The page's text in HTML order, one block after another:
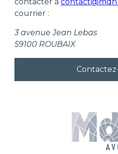
courrier :
3 avenue Jean Lebas
59100 ROUBAIX